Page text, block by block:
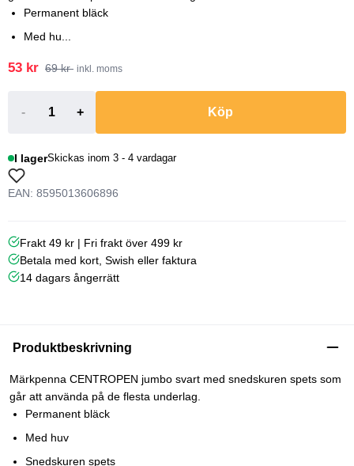
Permanent bläck
Med hu...
53 kr 69 kr inkl. moms
- + Köp
I lagerSkickas inom 3 - 4 vardagar
EAN: 8595013606896
Frakt 49 kr | Fri frakt över 499 kr
Betala med kort, Swish eller faktura
14 dagars ångerrätt
Produktbeskrivning
Märkpenna CENTROPEN jumbo svart med snedskuren spets som
går att använda på de flesta underlag.
Permanent bläck
Med huv
Snedskuren spets